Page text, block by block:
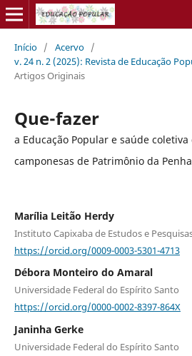
Início / Acervo /
v. 24 n. 2 (2025): Revista de Educação
Artigos Originais
Que-fazer
a Educação Popular e saúde
camponesas de Patrimônio da
Marília Leitão Herdy
Instituto Capixaba de Estudos e
https://orcid.org/0009-0003-5301-4713
Débora Monteiro do Amaral
Universidade Federal do Espírito Santo
https://orcid.org/0000-0002-8397-864X
Janinha Gerke
Universidade Federal do Espírito Santo